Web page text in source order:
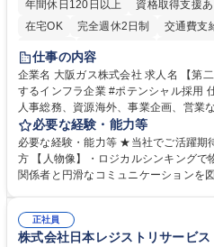
年間休日120日以上
資格取得支援あ
在宅OK
完全週休2日制 交通費支
服装自由
第二新卒歓迎
仕事の内容
企業名 大阪ガス株式会社 求人名 【第二新卒】事務系総合職 #関西を代表
するインフラ企業 #ポテンシャル採用 仕事の内容 事務系総合職として、
人事総務、資源海外、事業企画、営業
す。 【業務内容の一例】■所属事業部
務 ■営業部門の企画スタッフ、ルート営業 【キャリアパス】入社後
ポジションで一定期間ご活躍頂いた後
鑑みてジョブローテーションを行いま
表するインフラ企業 #ポテンシャル採用
必要な経験・能力等
必要な経験・能力等 ★当社でご活躍期
方 【人物像】・ロジカルシンキングで
関係者と円滑なコミュニケーションを図れる ■2024年度から
72.html ■エネルギーセキュリティの不
甚大化など、これまで以上に社会課題
正社員
株式会社日本レジストリサービス